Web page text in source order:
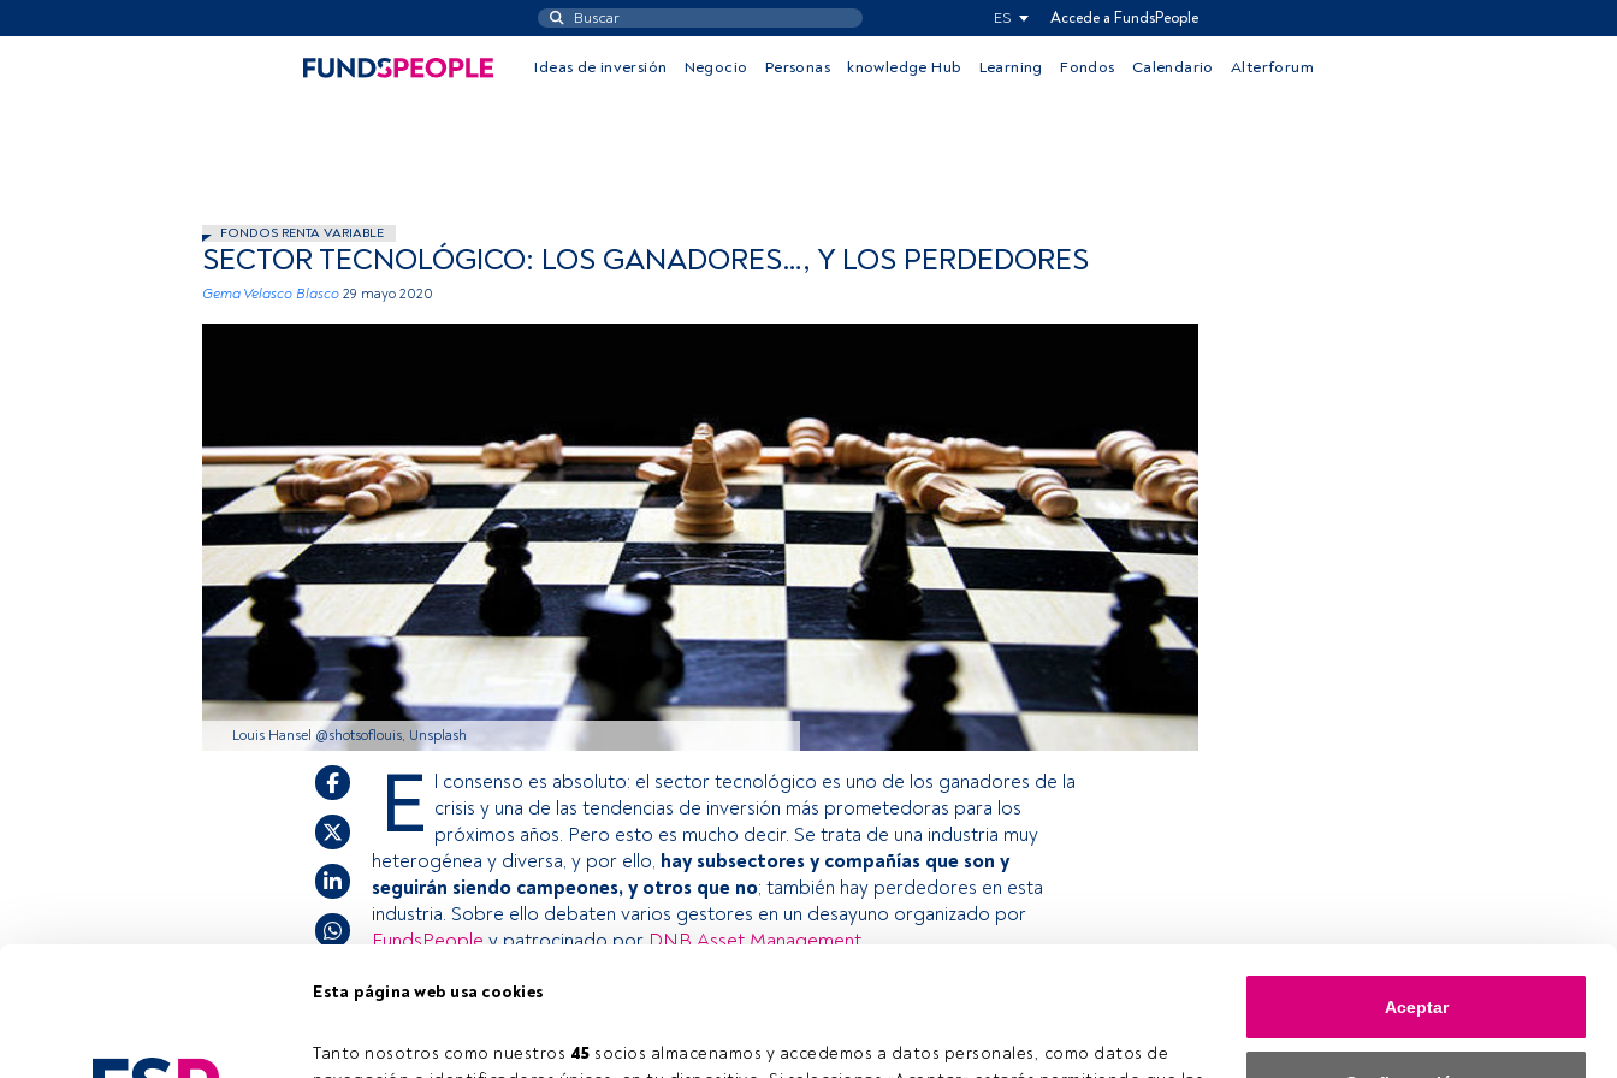
Esta página web usa cookies
Tanto nosotros como nuestros 45 socios almacenamos y accedemos a datos personales, como datos de
Aceptar
ES Accede a FundsPeople
Ideas de inversión Negocio Personas knowledge Hub Learning Fondos Calendario Alterforum
FONDOS RENTA VARIABLE
SECTOR TECNOLÓGICO: LOS GANADORES…, Y LOS PERDEDORES
Gema Velasco Blasco 29 mayo 2020
Louis Hansel @shotsoflouis, Unsplash
Tiempo lectura:
E l consenso es absoluto: el sector tecnológico es uno de los ganadores de la
crisis y una de las tendencias de inversión más prometedoras para los
próximos años. Pero esto es mucho decir. Se trata de una industria muy
heterogénea y diversa, y por ello, hay subsectores y compañías que son y
seguirán siendo campeones, y otros que no; también hay perdedores en esta
industria. Sobre ello debaten varios gestores en un desayuno organizado por
FundsPeople y patrocinado por DNB Asset Management
estás registrado, accede desde el botón Login. Si aún no tienes cuenta, te